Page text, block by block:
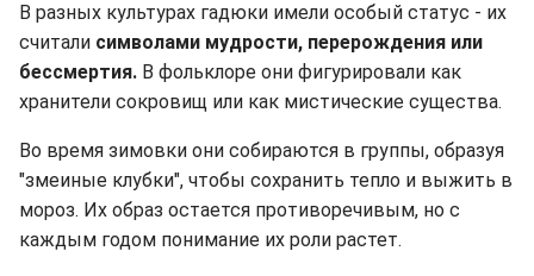
В разных культурах гадюки имели особый статус - их
считали символами мудрости, перерождения или
бессмертия. В фольклоре они фигурировали как
хранители сокровищ или как мистические существа.
Во время зимовки они собираются в группы, образуя
"змеиные клубки", чтобы сохранить тепло и выжить в
мороз. Их образ остается противоречивым, но с
каждым годом понимание их роли растет.